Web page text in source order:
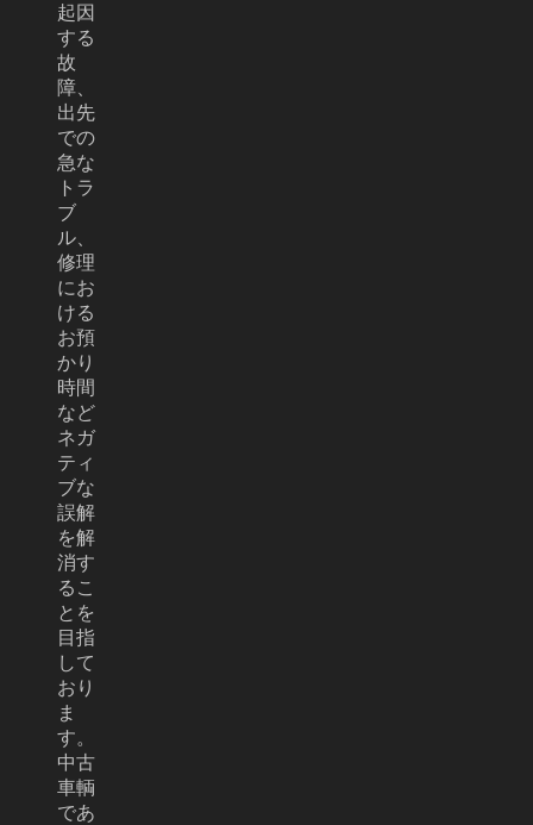
起因
する
故
障、
出先
での
急な
トラ
ブ
ル、
修理
にお
ける
お預
かり
時間
など
ネガ
ティ
ブな
誤解
を解
消す
るこ
とを
目指
して
おり
ま
す。
中古
車輌
であ